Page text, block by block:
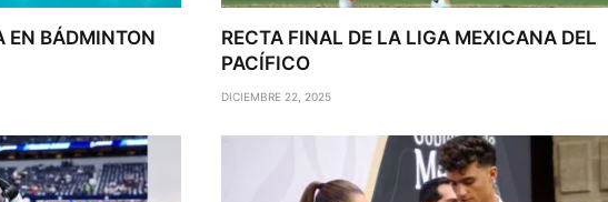
EN BÁDMINTON
RECTA FINAL DE LA LIGA MEXICANA DEL
PACÍFICO
DICIEMBRE 22, 2025